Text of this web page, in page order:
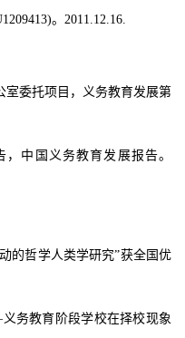
。 2011.12.16.
室委托项目，义务教育发展第
中国义务教育发展报告。
的哲学人类学研究”获全国优
务教育阶段学校在择校现象